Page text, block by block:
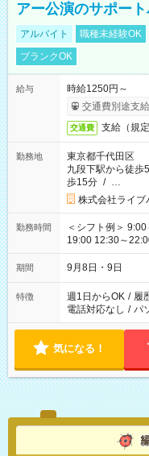
アー公演のサポー
アルバイト 職種未経験OK
ブランクOK
給与
時給1250円～
交通費別途支
交通費 支給（規定
勤務地
東京都千代田区
九段下駅から徒歩
歩15分 / …
株式会社ライブ
勤務時間
＜シフト例＞
19:00 12:30～22:00 上記の時間から好きな時間を選べま
時間は変更となる
期間 9月8日・9日
特徴 週1日からOK / 履
電話対応なし / パ
気になる！